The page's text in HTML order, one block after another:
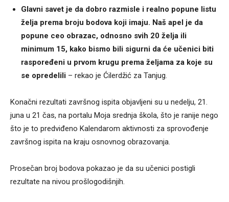
Glavni savet je da dobro razmisle i realno popune listu
želja prema broju bodova koji imaju. Naš apel je da
popune ceo obrazac, odnosno svih 20 želja ili
minimum 15, kako bismo bili sigurni da će učenici biti
raspoređeni u prvom krugu prema željama za koje su
se opredelili – rekao je Ćilerdžić za Tan‌jug.
Konačni rezultati završnog ispita objavljeni su u nedelju, 21.
juna u 21 čas, na portalu Moja srednja škola, što je ranije nego
što je to predviđeno Kalendarom aktivnosti za sprovođenje
završnog ispita na kraju osnovnog obrazovanja.
Prosečan broj bodova pokazao je da su učenici postigli
rezultate na nivou prošlogodišnjih.